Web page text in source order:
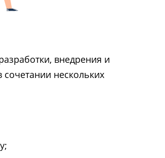
внедрения и
нескольких